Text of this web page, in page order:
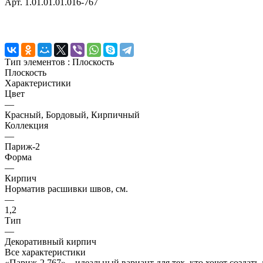
Тип элементов : Плоскость
Плоскость
Характеристики
Цвет
—
Красный, Бордовый, Кирпичный
Коллекция
—
Париж-2
Форма
—
Кирпич
Норматив расшивки швов, см.
—
1,2
Тип
—
Декоративный кирпич
Все характеристики